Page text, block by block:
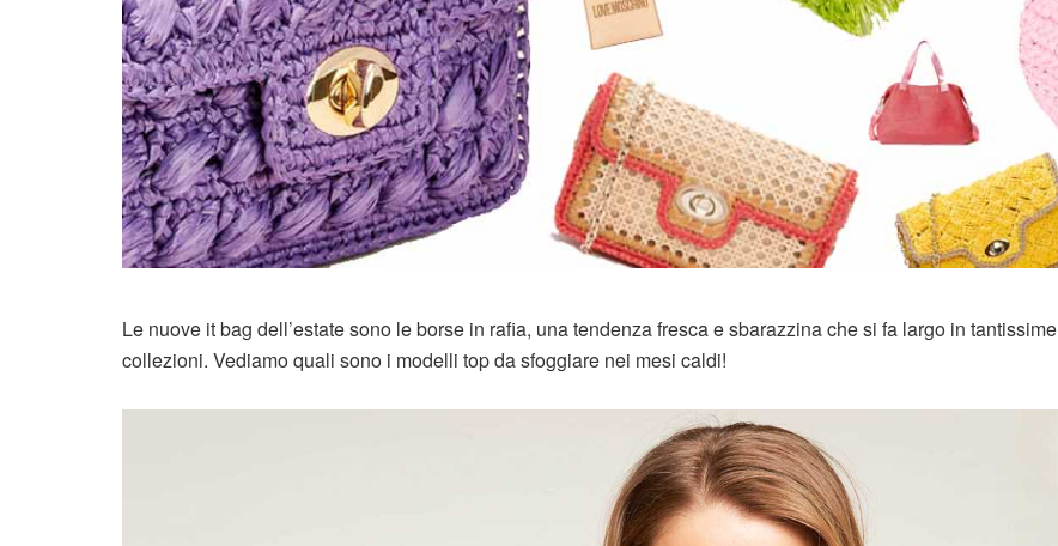
Le nuove it bag dell’estate sono le borse in rafia, una tendenza fresca e sbarazzina che si fa largo in tantissime
collezioni. Vediamo quali sono i modelli top da sfoggiare nei mesi caldi!